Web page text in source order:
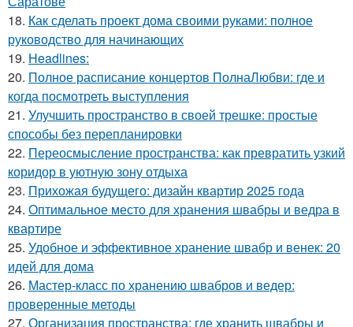
18. Как сделать проект дома своими руками: полное
руководство для начинающих
19. Headlines:
20. Полное расписание концертов ПолнаЛюбви: где и
когда посмотреть выступления
21. Улучшить пространство в своей трешке: простые
способы без перепланировки
22. Переосмысление пространства: как превратить узкий
коридор в уютную зону отдыха
23. Прихожая будущего: дизайн квартир 2025 года
24. Оптимальное место для хранения швабры и ведра в
квартире
25. Удобное и эффективное хранение швабр и венек: 20
идей для дома
26. Мастер-класс по хранению швабров и ведер:
проверенные методы
27. Организация пространства: где хранить швабры и